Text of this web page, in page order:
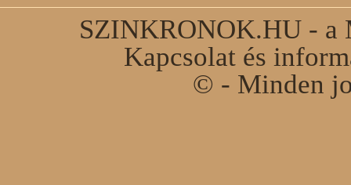
SZINKRONOK.HU - a
Kapcsolat és
© - Minden